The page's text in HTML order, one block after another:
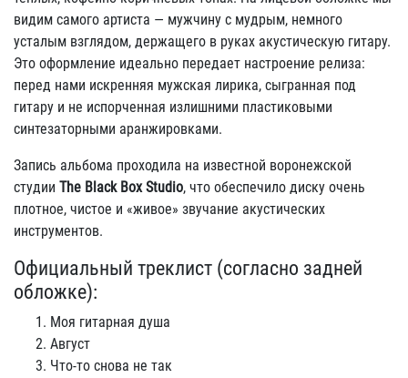
видим самого артиста — мужчину с мудрым, немного
усталым взглядом, держащего в руках акустическую гитару.
Это оформление идеально передает настроение релиза:
перед нами искренняя мужская лирика, сыгранная под
гитару и не испорченная излишними пластиковыми
синтезаторными аранжировками.
Запись альбома проходила на известной воронежской
студии The Black Box Studio, что обеспечило диску очень
плотное, чистое и «живое» звучание акустических
инструментов.
Официальный треклист (согласно задней
обложке):
Моя гитарная душа
Август
Что-то снова не так